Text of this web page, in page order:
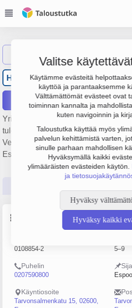
Valitse
Käytämme evästeitä
käyttöä ja parantaaksemme
Välttämättömät evästeet ovat
toiminnan kannalta ja
kuten navigoinnin ja
Taloustutka käyttää myös
palvelun kehittämistä varten,
sinulle parhaan mahdollisen
Hyväksymällä kaikki
ylimääräisten evästeiden käytön.
ja
Hyväksy
Hyväksy kaikki
H( Oy Hempel
Raportit
Yrityksen Oy Hempel (Finland) Ab
tulos 397 000 € ja henkilöstömäärä
Veneiden tukkukauppa,
Espoo. Yrityksen yhtiömuoto
0108854-2 5–9
Puhelin
0207590800 Espoo
Käyntiosoite
Tarvonsalmenkatu 15, 02600,